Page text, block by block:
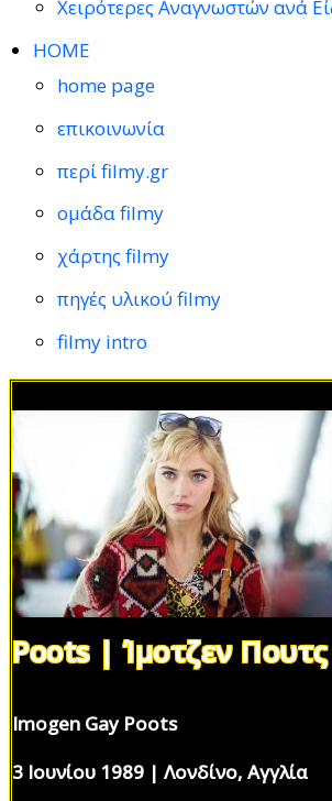
Χειρότερες Αναγνωστών ανά
HOME
home page
επικοινωνία
περί filmy.gr
ομάδα filmy
χάρτης filmy
πηγές υλικού filmy
filmy intro
Poots | Ίμοτζεν Πουτς
Imogen Gay Poots
3 Ιουνίου 1989 | Λονδίνο, Αγγλία